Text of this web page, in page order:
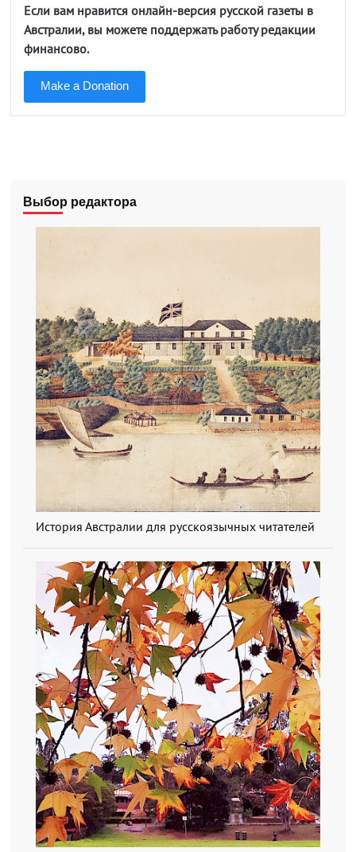
Если вам нравится онлайн-версия русской газеты в
Австралии, вы можете поддержать работу редакции
финансово.
Make a Donation
Выбор редактора
История Австралии для русскоязычных читателей